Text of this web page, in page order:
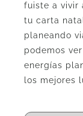
fuiste a vivir
tu carta
planeando
podemos
energías
los mejores